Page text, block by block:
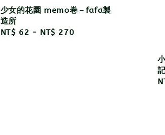
少女的花園 memo卷－fafa製
造所
Regular
NT$ 62 - NT$ 270